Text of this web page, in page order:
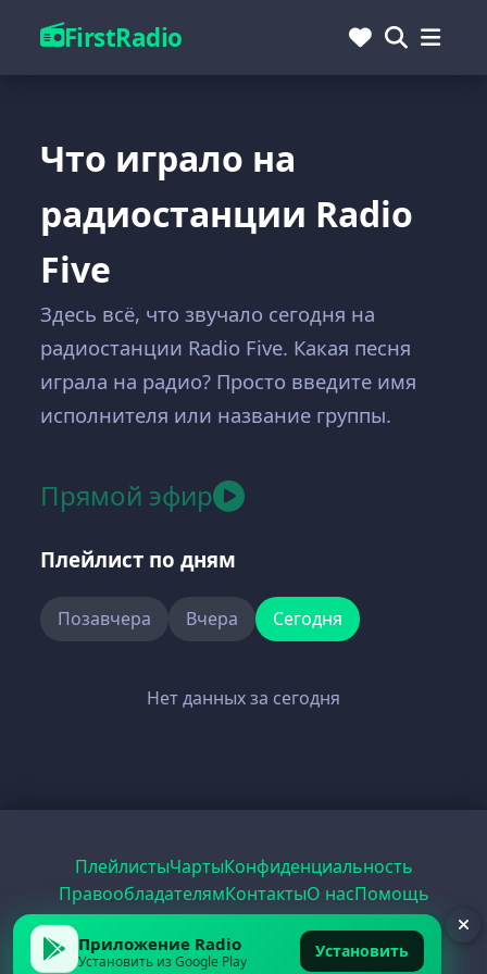
FirstRadio
Что играло на
радиостанции Radio
Five
Здесь всё, что звучало сегодня на
радиостанции Radio Five. Какая песня
играла на радио? Просто введите имя
исполнителя или название группы.
Прямой эфир
Плейлист по дням
Позавчера Вчера Сегодня
Нет данных за сегодня
ПлейлистыЧартыКонфиденциальность
ПравообладателямКонтактыО насПомощь
РецептыРадиоPDFRecordЕГЭ
Приложение Radio
Установить из Google Play Установить